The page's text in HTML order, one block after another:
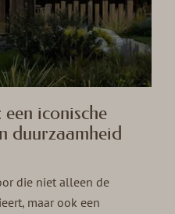
iconische
duurzaamheid
die niet alleen de
maar ook een